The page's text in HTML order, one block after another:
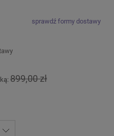
kosztów płatnościsprawdź formy dostawy
899,00 zł